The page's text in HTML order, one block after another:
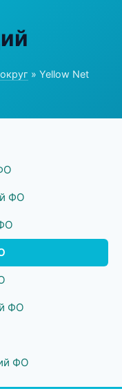
» Yellow Net
ФО
ФО
ФО